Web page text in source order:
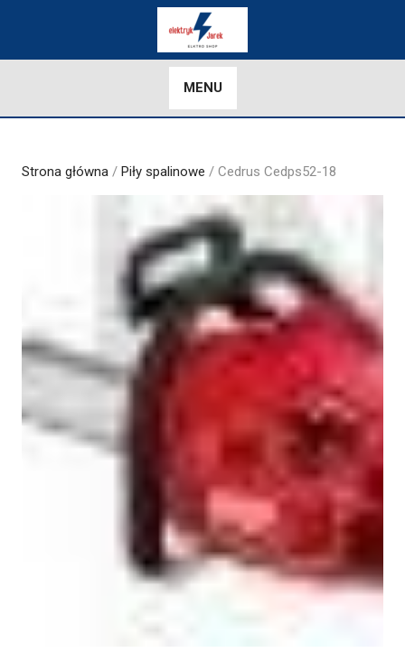
MENU
Strona główna / Piły spalinowe / Cedrus Cedps52-18